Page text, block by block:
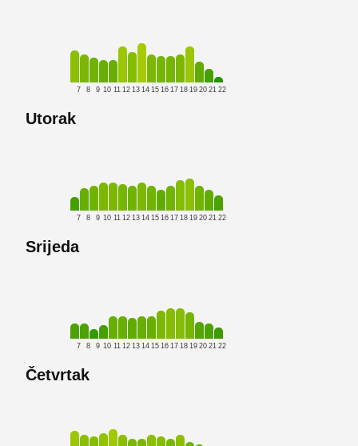
7 8 9 10 11 12 13 14 15 16 17 18 19 20 21 22
Utorak
7 8 9 10 11 12 13 14 15 16 17 18 19 20 21 22
Srijeda
7 8 9 10 11 12 13 14 15 16 17 18 19 20 21 22
Četvrtak